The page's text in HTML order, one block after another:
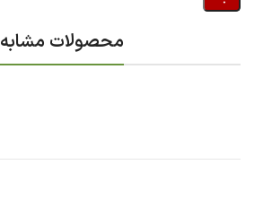
محصولات مشابه